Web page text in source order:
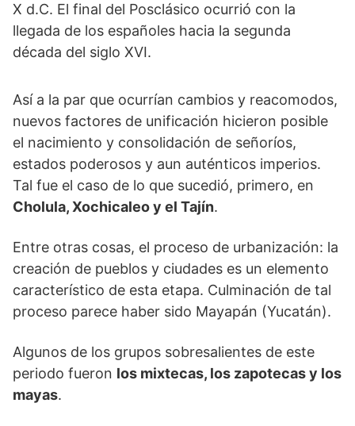
X d.C. El final del Posclásico ocurrió con la
llegada de los españoles hacia la segunda
década del siglo XVI.
Así a la par que ocurrían cambios y reacomodos,
nuevos factores de unificación hicieron posible
el nacimiento y consolidación de señoríos,
estados poderosos y aun auténticos imperios.
Tal fue el caso de lo que sucedió, primero, en
Cholula, Xochicaleo y el Tajín.
Entre otras cosas, el proceso de urbanización: la
creación de pueblos y ciudades es un elemento
característico de esta etapa. Culminación de tal
proceso parece haber sido Mayapán (Yucatán).
Algunos de los grupos sobresalientes de este
periodo fueron los mixtecas, los zapotecas y los
mayas.